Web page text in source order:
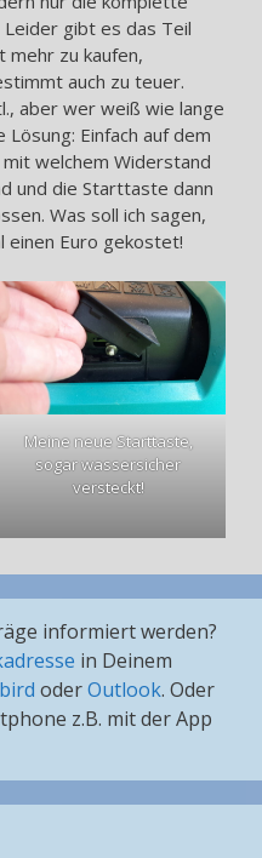
gibt es das Teil
mehr zu kaufen,
auch zu teuer.
aber wer weiß wie lange
Einfach auf dem
welchem Widerstand
und die Starttaste dann
Was soll ich sagen,
einen Euro gekostet!
Meine neue Starttaste,
sogar wassersicher
versteckt!
informiert werden?
in Deinem
oderOutlook. Oder
z.B. mit der App